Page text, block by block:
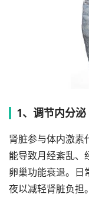
1、调节内分泌
肾脏参与体内激素
能导致月经紊乱、
卵巢功能衰退。日
夜以减轻肾脏负担。